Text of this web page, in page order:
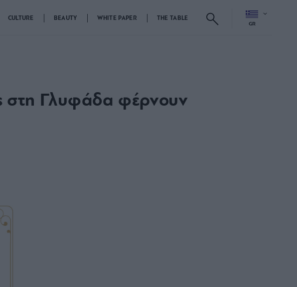
CULTURE BEAUTY WHITE PAPER THE TABLE
GR
στη Γλυφάδα φέρνουν